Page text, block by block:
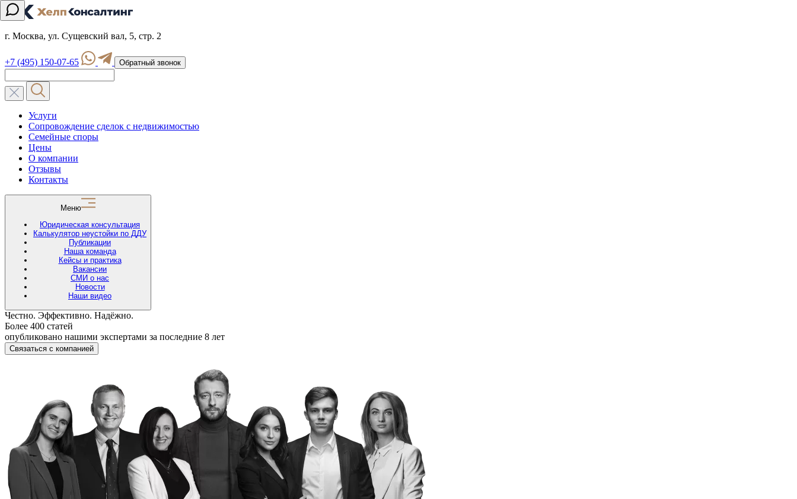
г. Москва, ул. Сущевский вал, 5, стр. 2
+7 (495) 150-07-65 Обратный звонок
Услуги
Сопровождение сделок с недвижимостью
Семейные споры
Цены
О компании
Отзывы
Контакты
Меню
Юридическая консультация
Калькулятор неустойки по ДДУ
Публикации
Наша команда
Кейсы и практика
Вакансии
СМИ о нас
Новости
Наши видео
Честно. Эффективно. Надёжно.
Более 400 статей
опубликовано нашими экспертами за последние 8 лет
Связаться с компанией